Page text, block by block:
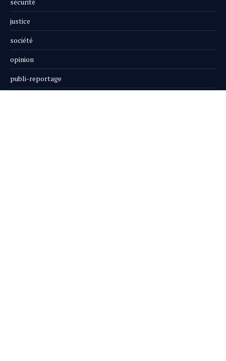
sécurité
justice
société
opinion
publi-reportage